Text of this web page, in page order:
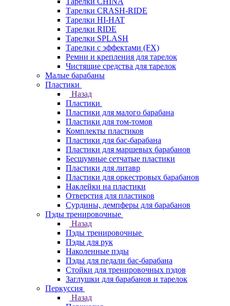
Тарелки CRASH-RIDE
Тарелки HI-HAT
Тарелки RIDE
Тарелки SPLASH
Тарелки с эффектами (FX)
Ремни и крепления для тарелок
Чистящие средства для тарелок
Малые барабаны
Пластики
Назад
Пластики
Пластики для малого барабана
Пластики для том-томов
Комплекты пластиков
Пластики для бас-барабана
Пластики для маршевых барабанов
Бесшумные сетчатые пластики
Пластики для литавр
Пластики для оркестровых барабанов
Наклейки на пластики
Отверстия для пластиков
Сурдины, демпферы для барабанов
Пэды тренировочные
Назад
Пэды тренировочные
Пэды для рук
Наколенные пэды
Пэды для педали бас-барабана
Стойки для тренировочных пэдов
Заглушки для барабанов и тарелок
Перкуссия
Назад